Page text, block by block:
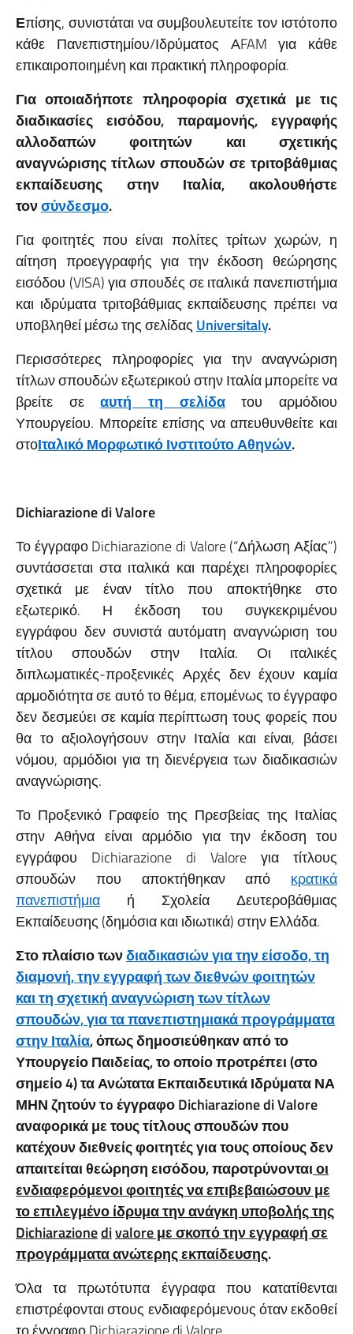
Επίσης, συνιστάται να συμβουλευτείτε τον ιστότοπο
κάθε Πανεπιστημίου/Ιδρύματος ΑFAM για κάθε
επικαιροποιημένη και πρακτική πληροφορία.
Για οποιαδήποτε πληροφορία σχετικά με τις
διαδικασίες εισόδου, παραμονής, εγγραφής
αλλοδαπών φοιτητών και σχετικής
αναγνώρισης τίτλων σπουδών σε τριτοβάθμιας
εκπαίδευσης στην Ιταλία, ακολουθήστε
τονσύνδεσμο.
Για φοιτητές που είναι πολίτες τρίτων χωρών, η
αίτηση προεγγραφής για την έκδοση θεώρησης
εισόδου (VISA) για σπουδές σε ιταλικά πανεπιστήμια
και ιδρύματα τριτοβάθμιας εκπαίδευσης πρέπει να
υποβληθεί μέσω της σελίδας Universitaly.
Περισσότερες πληροφορίες για την αναγνώριση
τίτλων σπουδών εξωτερικού στην Ιταλία μπορείτε να
βρείτε σεαυτή τη σελίδατου αρμόδιου
Υπουργείου. Μπορείτε επίσης να απευθυνθείτε και
στοΙταλικό Μορφωτικό Ινστιτούτο Αθηνών.
Dichiarazione di Valore
Το έγγραφο Dichiarazione di Valore (“Δήλωση Αξίας”)
συντάσσεται στα ιταλικά και παρέχει πληροφορίες
σχετικά με έναν τίτλο που αποκτήθηκε στο
εξωτερικό. Η έκδοση του συγκεκριμένου
εγγράφου δεν συνιστά αυτόματη αναγνώριση του
τίτλου σπουδών στην Ιταλία. Οι ιταλικές
διπλωματικές-προξενικές Αρχές δεν έχουν καμία
αρμοδιότητα σε αυτό το θέμα, επομένως το έγγραφο
δεν δεσμεύει σε καμία περίπτωση τους φορείς που
θα το αξιολογήσουν στην Ιταλία και είναι, βάσει
νόμου, αρμόδιοι για τη διενέργεια των διαδικασιών
αναγνώρισης.
Το Προξενικό Γραφείο της Πρεσβείας της Ιταλίας
στην Αθήνα είναι αρμόδιο για την έκδοση του
εγγράφου Dichiarazione di Valore για τίτλους
σπουδών που αποκτήθηκαν από κρατικά
πανεπιστήμια ή Σχολεία Δευτεροβάθμιας
Εκπαίδευσης (δημόσια και ιδιωτικά) στην Ελλάδα.
Στο πλαίσιο τωνδιαδικασιών για την είσοδο, τη
διαμονή, την εγγραφή των διεθνών φοιτητών
και τη σχετική αναγνώριση των τίτλων
σπουδών, για τα πανεπιστημιακά προγράμματα
στην Ιταλία, όπως δημοσιεύθηκαν από το
Υπουργείο Παιδείας, το οποίο προτρέπει (στο
σημείο 4) τα Ανώτατα Εκπαιδευτικά Ιδρύματα ΝΑ
ΜΗΝ ζητούν τo έγγραφο Dichiarazione di Valore
αναφορικά με τους τίτλους σπουδών που
κατέχουν διεθνείς φοιτητές για τους οποίους δεν
απαιτείται θεώρηση εισόδου, παροτρύνονταιοι
ενδιαφερόμενοι φοιτητές να επιβεβαιώσουν με
το επιλεγμένο ίδρυμα την ανάγκη υποβολής της
Dichiarazionedivaloreμε σκοπό την εγγραφή σε
προγράμματα ανώτερης εκπαίδευσης.
Όλα τα πρωτότυπα έγγραφα που κατατίθενται
επιστρέφονται στους ενδιαφερόμενους όταν εκδοθεί